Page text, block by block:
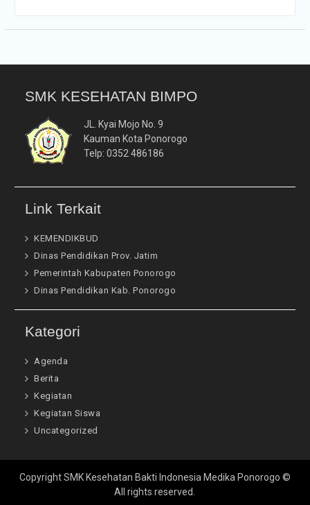
SMK KESEHATAN BIMPO
JL. Kyai Mojo No. 9
Kauman Kota Ponorogo
Telp: 0352 486186
Link Terkait
KEMENDIKBUD
Dinas Pendidikan Prov. Jatim
Pemerintah Kabupaten Ponorogo
Dinas Pendidikan Kab. Ponorogo
Kategori
Agenda
Berita
Kegiatan
Kegiatan Siswa
Uncategorized
Copyright SMK Kesehatan Bakti Indonesia Medika Ponorogo ©
All rights reserved.